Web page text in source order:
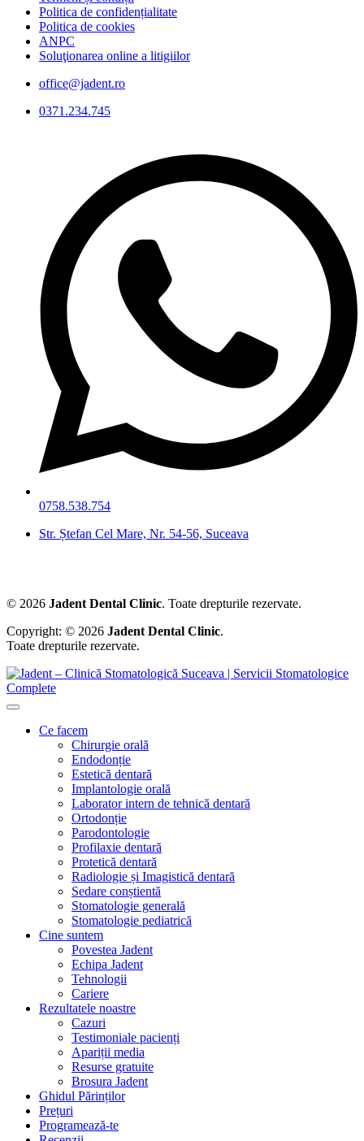
Politica de confidențialitate
Politica de cookies
ANPC
Soluţionarea online a litigiilor
office@jadent.ro
0371.234.745
0758.538.754
Str. Ștefan Cel Mare, Nr. 54-56, Suceava
© 2026 Jadent Dental Clinic. Toate drepturile rezervate.
Copyright: © 2026 Jadent Dental Clinic.
Toate drepturile rezervate.
Ce facem
Chirurgie orală
Endodonție
Estetică dentară
Implantologie orală
Laborator intern de tehnică dentară
Ortodonție
Parodontologie
Profilaxie dentară
Protetică dentară
Radiologie și Imagistică dentară
Sedare conștientă
Stomatologie generală
Stomatologie pediatrică
Cine suntem
Povestea Jadent
Echipa Jadent
Tehnologii
Cariere
Rezultatele noastre
Cazuri
Testimoniale pacienți
Apariții media
Resurse gratuite
Brosura Jadent
Ghidul Părinților
Prețuri
Programează-te